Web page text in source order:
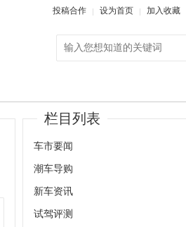
投稿合作 设为首页 加入收藏
栏目列表
车市要闻
潮车导购
新车资讯
试驾评测